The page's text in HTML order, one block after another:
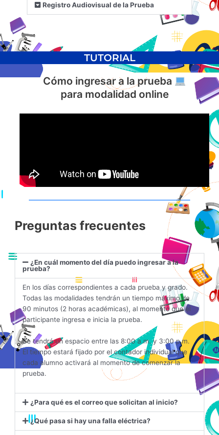
Registro Audiovisual de la Prueba
TUTORIAL
Cómo ingresar a la prueba
para modalidad online
Preguntas frecuentes
¿En cuál momento del día puedo ingresar a la
prueba?
En los días correspondientes a cada prueba y grado.
Todas las modalidades tendrán un tiempo máximo de
90 minutos (2 horas académicas), al momento que el
participante ingresa e inicia la prueba.
Se tendrá un espacio entre las 8:00 a.m. y 3:00 p.m.
El tiempo estará fijado por el contador individual que
cada alumno activará al momento de comenzar la
prueba.
¿Para qué es el correo que solicitan al inicio?
¿Qué pasa si hay una falla eléctrica?